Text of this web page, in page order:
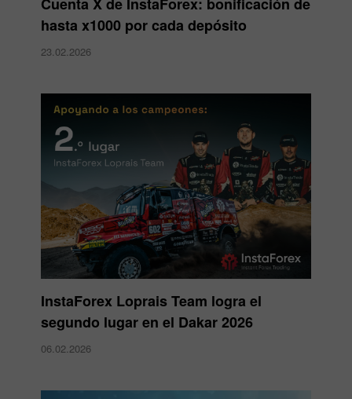
Cuenta X de InstaForex: bonificación de
hasta x1000 por cada depósito
23.02.2026
InstaForex Loprais Team logra el
segundo lugar en el Dakar 2026
06.02.2026